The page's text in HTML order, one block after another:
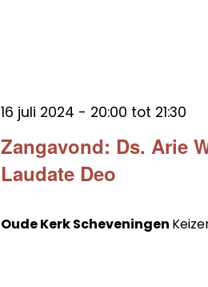
Zangavond: Ds. Arie
Laudate Deo
16 juli 2024 - 20:00 tot 21:30
Oude Kerk Scheveningen